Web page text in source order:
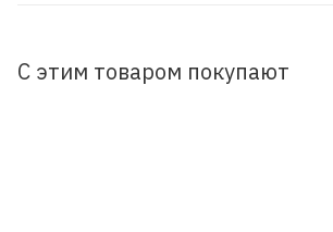
С этим товаром покупают